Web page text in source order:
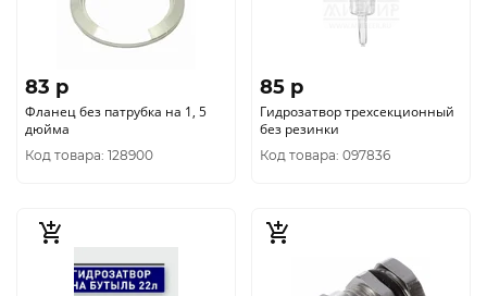
83 p
Фланец без патрубка на 1, 5
дюйма
Код товара: 128900
85 p
Гидрозатвор трехсекционный
без резинки
Код товара: 097836